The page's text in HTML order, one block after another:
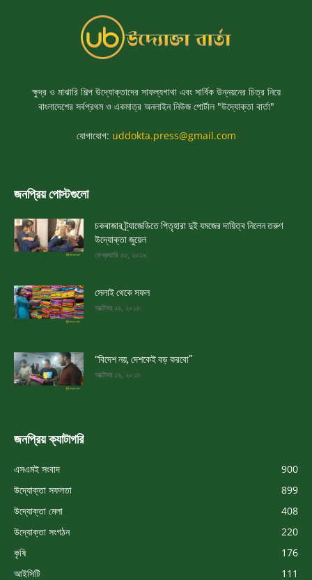
ক্ষুদ্র ও মাঝারি শিল্প উদ্যোক্তাদের সাফল্যগাথা এবং সার্বিক উন্নয়নের চিত্র নিয়ে
বাংলাদেশের সর্বপ্রথম ও একমাত্র অনলাইন নিউজ পোর্টাল "উদ্যোক্তা বার্তা"
যোগাযোগ: uddokta.press@gmail.com
জনপ্রিয় পোস্টগুলো
চকবাজার ট্র্যাজেডিতে পিতৃহারা দুই যমজের দায়িত্ব নিলেন তরুণ
উদ্যোক্তা জুয়েল
ফেব্রুয়ারি ২৩, ২০১৯
সেলাই থেকে সফল
অক্টোবর ২৯, ২০১৮
“বিদেশ নয়, দেশকেই বড় করবো”
অক্টোবর ১৯, ২০১৮
জনপ্রিয় ক্যাটাগরি
এসএমই সংবাদ
900
উদ্যোক্তা সফলতা
899
উদ্যোক্তা মেলা
408
উদ্যোক্তা সংগঠন
220
কৃষি
176
আইসিটি
111